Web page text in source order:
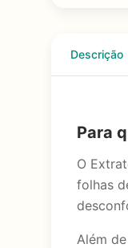
Descrição
Para
O
folhas
Além